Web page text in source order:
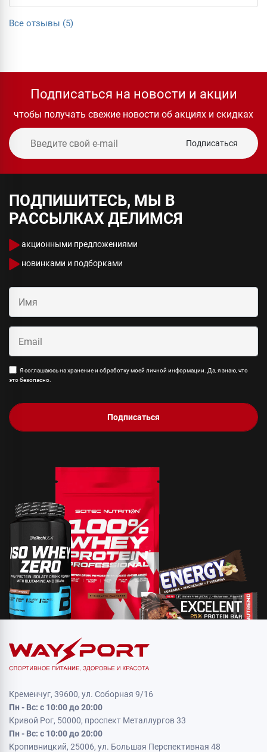
Все отзывы (5)
Подписаться на новости и акции
чтобы получать свежие новости об акциях и скидках
Подписаться
ПОДПИШИТЕСЬ, МЫ В
РАССЫЛКАХ ДЕЛИМСЯ
акционными предложениями
новинками и подборками
Я соглашаюсь на хранение и обработку моей личной информации. Да, я знаю, что
это безопасно.
Подписаться
Кременчуг, 39600, ул. Соборная 9/16
Пн - Вс: с 10:00 до 20:00
Кривой Рог, 50000, проспект Металлургов 33
Пн - Вс: с 10:00 до 20:00
Кропивницкий, 25006, ул. Большая Перспективная 48